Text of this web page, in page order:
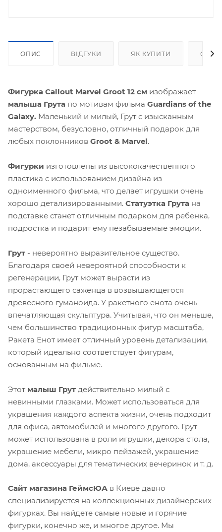
ОПИС ВІДГУКИ ЯК КУПИТИ
Фигурка Callout Мarvel Groot 12 см изображает
малыша Грута по мотивам фильма Guardians of the
Galaxy. Маленький и милый, Грут с изысканным
мастерством, безусловно, отличный подарок для
любых поклонников Groot & Marvel.
Фигурки изготовлены из высококачественного
пластика с использованием дизайна из
одноименного фильма, что делает игрушки очень
хорошо детализированными. Статуэтка Грута на
подставке станет отличным подарком для ребенка,
подростка и подарит ему незабываемые эмоции.
Грут - невероятно выразительное существо.
Благодаря своей невероятной способности к
регенерации, Грут может вырасти из
прорастающего саженца в возвышающегося
древесного гуманоида. У ракетного енота очень
впечатляющая скульптура. Учитывая, что он меньше,
чем большинство традиционных фигур масштаба,
Ракета Енот имеет отличный уровень детализации,
который идеально соответствует фигурам,
основанным на фильме.
Этот малыш Грут действительно милый с
невинными глазками. Может использоваться для
украшения каждого аспекта жизни, очень подходит
для офиса, автомобилей и многого другого. Грут
может использована в роли игрушки, декора стола,
украшение мебели, микро пейзажей, украшение
дома, аксессуары для тематических вечеринок и т. д.
Сайт магазина ГеймсЮА в Киеве давно
специализируется на коллекционных дизайнерских
фигурках. Вы найдете самые новые и горячие
фигурки, конечно же, и многое другое. Мы